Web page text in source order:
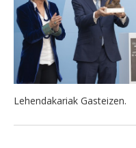
Lehendakariak Gasteizen.